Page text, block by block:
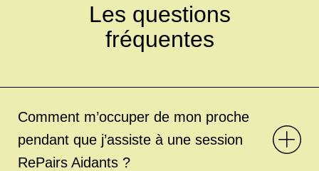
Les questions
fréquentes
Comment m’occuper de mon proche
pendant que j’assiste à une session
RePairs Aidants ?